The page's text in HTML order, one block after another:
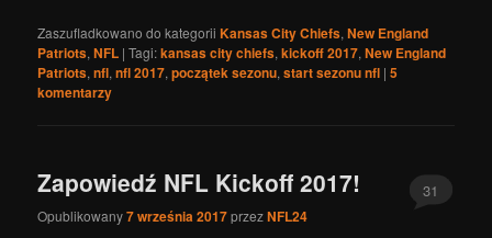
Zaszufladkowano do kategorii Kansas City Chiefs,New England
Patriots,NFL |Tagi:kansas city chiefs,kickoff 2017,New England
Patriots,nfl,nfl 2017,początek sezonu,start sezonu nfl |5
komentarzy
Zapowiedź NFL Kickoff 2017!
Opublikowany7 września 2017przezNFL24
31